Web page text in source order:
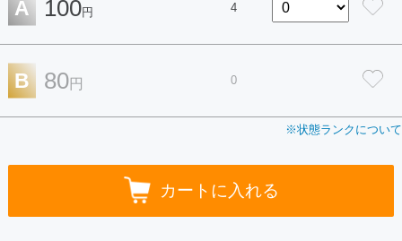
A 100円 4
B 80円 0
※状態ランクについて
カートに入れる